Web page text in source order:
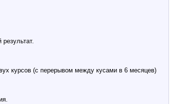
курсов (с перерывом между кусами в 6 месяцев)